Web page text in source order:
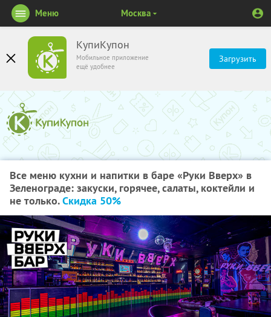
КупиКупон
Мобильное приложение
ещё удобнее
Загрузить
Меню Москва
Все меню кухни и напитки в баре «Руки Вверх» в
Зеленограде: закуски, горячее, салаты, коктейли и
не только.Скидка 50%